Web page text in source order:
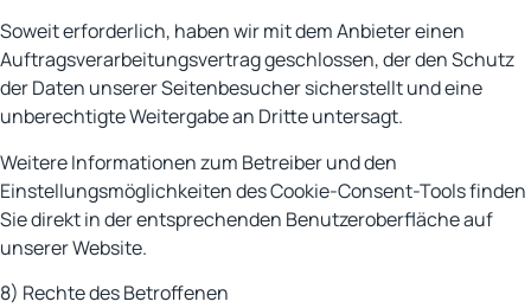
Soweit erforderlich, haben wir mit dem Anbieter einen
Auftragsverarbeitungsvertrag geschlossen, der den Schutz
der Daten unserer Seitenbesucher sicherstellt und eine
unberechtigte Weitergabe an Dritte untersagt.
Weitere Informationen zum Betreiber und den
Einstellungsmöglichkeiten des Cookie-Consent-Tools finden
Sie direkt in der entsprechenden Benutzeroberfläche auf
unserer Website.
8) Rechte des Betroffenen